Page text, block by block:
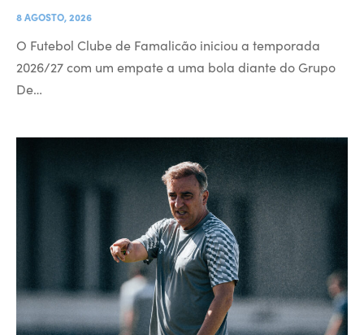
8 AGOSTO, 2026
O Futebol Clube de Famalicão iniciou a temporada
2026/27 com um empate a uma bola diante do Grupo
De…